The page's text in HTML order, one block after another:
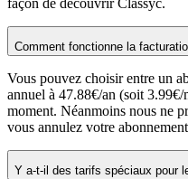
façon de découvrir Classyc.
Comment fonctionne la
Vous pouvez choisir entre un
annuel à 47.88€/an (soit
moment. Néanmoins nous ne
vous annulez votre
Y a-t-il des tarifs spéciaux pour